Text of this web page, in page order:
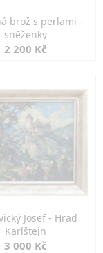
brož s perlami -
sněženky
2 200 Kč
Josef - Hrad
Karlštejn
3 000 Kč